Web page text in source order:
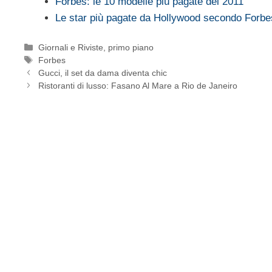
Le star più pagate da Hollywood secondo
Categorie
Giornali e Riviste
primo piano
Tag
Forbes
Gucci, il set da dama diventa chic
Ristoranti di lusso: Fasano Al Mare a Rio de Janeiro